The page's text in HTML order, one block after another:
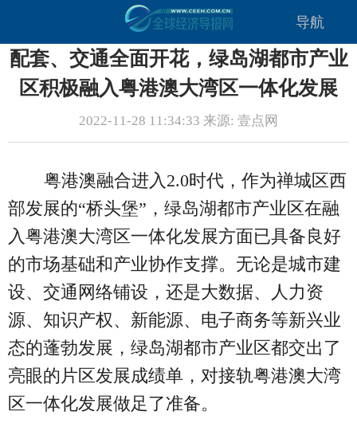
导航
配套、交通全面开花，绿岛湖都市产业
区积极融入粤港澳大湾区一体化发展
2022-11-28 11:34:33 来源: 壹点网
粤港澳融合进入2.0时代，作为禅城区西
部发展的“桥头堡”，绿岛湖都市产业区在融
入粤港澳大湾区一体化发展方面已具备良好
的市场基础和产业协作支撑。无论是城市建
设、交通网络铺设，还是大数据、人力资
源、知识产权、新能源、电子商务等新兴业
态的蓬勃发展，绿岛湖都市产业区都交出了
亮眼的片区发展成绩单，对接轨粤港澳大湾
区一体化发展做足了准备。